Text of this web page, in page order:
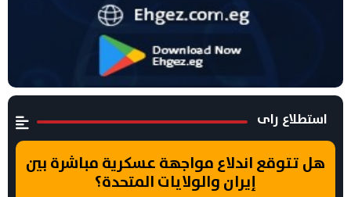
استطلاع راى
هل تتوقع اندلاع مواجهة عسكرية مباشرة بين
إيران والولايات المتحدة؟